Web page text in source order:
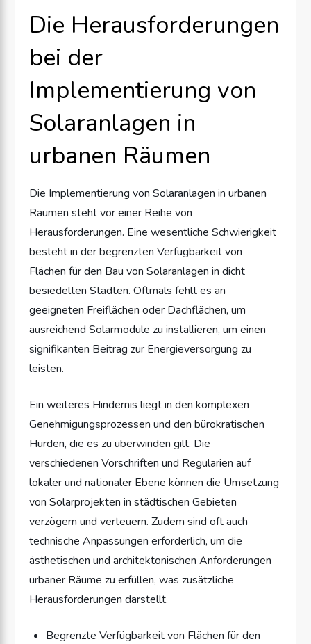
Die Herausforderungen
bei der
Implementierung von
Solaranlagen in
urbanen Räumen
Die Implementierung von Solaranlagen in urbanen
Räumen steht vor einer Reihe von
Herausforderungen. Eine wesentliche Schwierigkeit
besteht in der begrenzten Verfügbarkeit von
Flächen für den Bau von Solaranlagen in dicht
besiedelten Städten. Oftmals fehlt es an
geeigneten Freiflächen oder Dachflächen, um
ausreichend Solarmodule zu installieren, um einen
signifikanten Beitrag zur Energieversorgung zu
leisten.
Ein weiteres Hindernis liegt in den komplexen
Genehmigungsprozessen und den bürokratischen
Hürden, die es zu überwinden gilt. Die
verschiedenen Vorschriften und Regularien auf
lokaler und nationaler Ebene können die Umsetzung
von Solarprojekten in städtischen Gebieten
verzögern und verteuern. Zudem sind oft auch
technische Anpassungen erforderlich, um die
ästhetischen und architektonischen Anforderungen
urbaner Räume zu erfüllen, was zusätzliche
Herausforderungen darstellt.
Begrenzte Verfügbarkeit von Flächen für den